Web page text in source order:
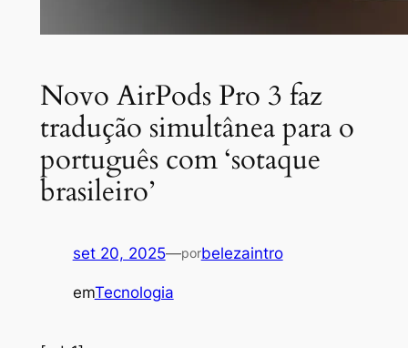
Novo AirPods Pro 3 faz
tradução simultânea para o
português com ‘sotaque
brasileiro’
set 20, 2025—porbelezaintro
emTecnologia